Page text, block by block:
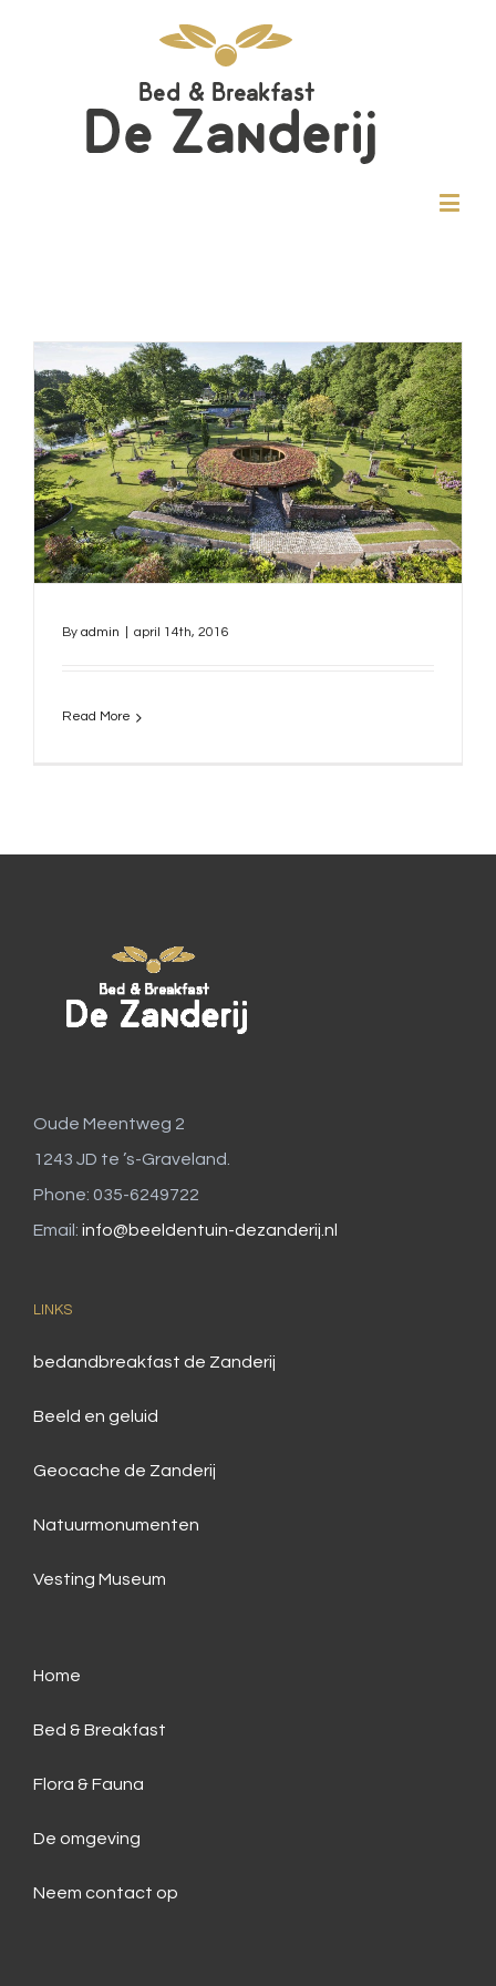
By admin april 14th, 2016
Read More
Oude Meentweg 2
1243 JD te ’s-Graveland.
Phone: 035-6249722
Email: info@beeldentuin-dezanderij.nl
LINKS
bedandbreakfast de Zanderij
Beeld en geluid
Geocache de Zanderij
Natuurmonumenten
Vesting Museum
Home
Bed & Breakfast
Flora & Fauna
De omgeving
Neem contact op